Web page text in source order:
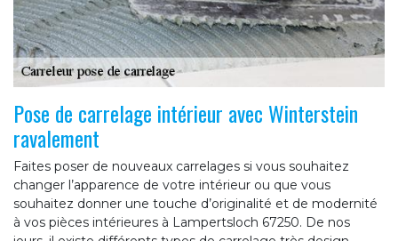
Pose de carrelage intérieur avec Winterstein
ravalement
Faites poser de nouveaux carrelages si vous souhaitez
changer l’apparence de votre intérieur ou que vous
souhaitez donner une touche d’originalité et de modernité
à vos pièces intérieures à Lampertsloch 67250. De nos